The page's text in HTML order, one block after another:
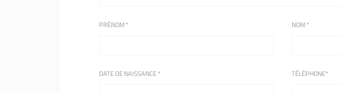
PRÉNOM* NOM*
DATE DE NAISSANCE* TÉLÉPHONE*